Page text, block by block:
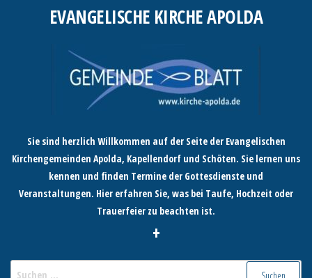
EVANGELISCHE KIRCHE APOLDA
Sie sind herzlich Willkommen auf der Seite der Evangelischen
Kirchengemeinden Apolda, Kapellendorf und Schöten. Sie lernen uns
kennen und finden Termine der Gottesdienste und
Veranstaltungen. Hier erfahren Sie, was bei Taufe, Hochzeit oder
Trauerfeier zu beachten ist.
+